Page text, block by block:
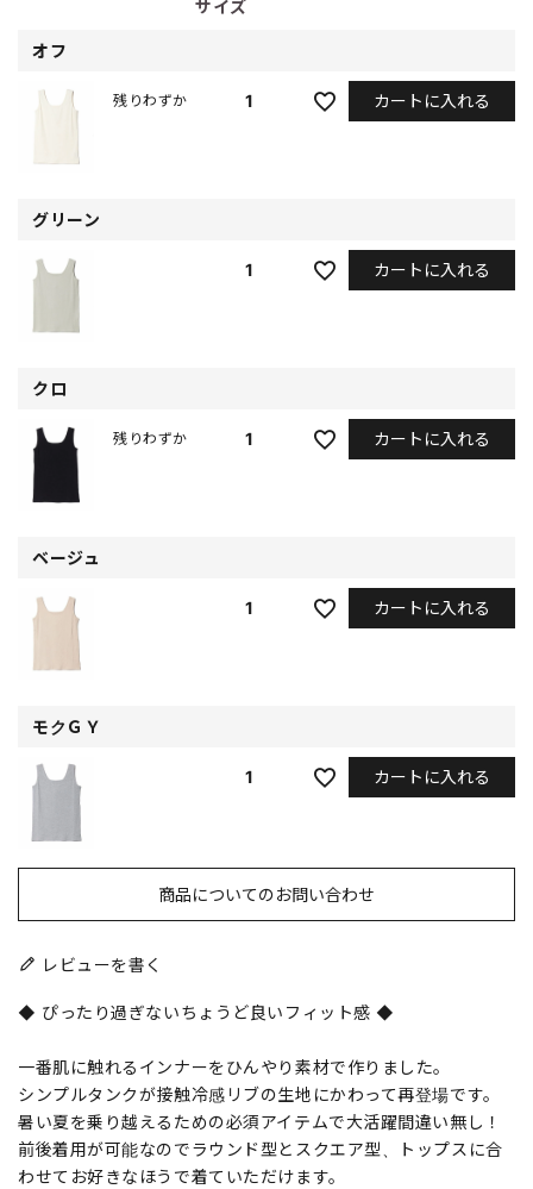
サイズ
オフ
1
残りわずか カートに入れる
グリーン
1 カートに入れる
クロ
1
残りわずか カートに入れる
ベージュ
1 カートに入れる
モクＧＹ
1 カートに入れる
商品についてのお問い合わせ
レビューを書く
◆ ぴったり過ぎないちょうど良いフィット感 ◆
一番肌に触れるインナーをひんやり素材で作りました。
シンプルタンクが接触冷感リブの生地にかわって再登場です。
暑い夏を乗り越えるための必須アイテムで大活躍間違い無し！
前後着用が可能なのでラウンド型とスクエア型、トップスに合
わせてお好きなほうで着ていただけます。